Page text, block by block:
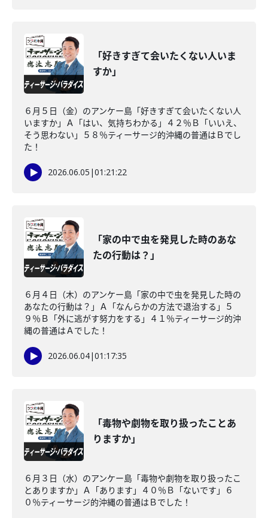
「好きすぎて会いたくない人いま
すか」
６月５日（金）のアンケー島「好きすぎて会いたくない人
いますか」Ａ「はい、気持ちわかる」４２％Ｂ「いいえ、
そう思わない」５８％ティーサージ的沖縄の普通はＢでし
た！
2026.06.05 |01:21:22
「家の中で虫を発見した時のあな
たの行動は？」
６月４日（木）のアンケー島「家の中で虫を発見した時の
あなたの行動は？」Ａ「なんらかの方法で退治する」５
９％Ｂ「外に逃がす努力をする」４１％ティーサージ的沖
縄の普通はＡでした！
2026.06.04|01:17:35
「毒物や劇物を取り扱ったことあ
りますか」
６月３日（水）のアンケー島「毒物や劇物を取り扱ったこ
とありますか」Ａ「あります」４０％Ｂ「ないです」６
０％ティーサージ的沖縄の普通はＢでした！